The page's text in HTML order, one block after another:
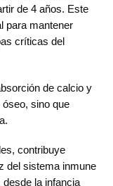
de 4 años. Este
para mantener
críticas del
de calcio y
sino que
contribuye
del sistema inmune
la infancia